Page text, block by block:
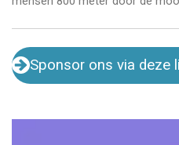
Sponsor ons via deze